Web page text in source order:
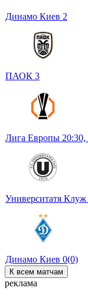
Динамо Киев 2
ПАОК 3
Лига Европы 20:30,
Университатя Клуж
Динамо Киев 0(0)
К всем матчам
реклама